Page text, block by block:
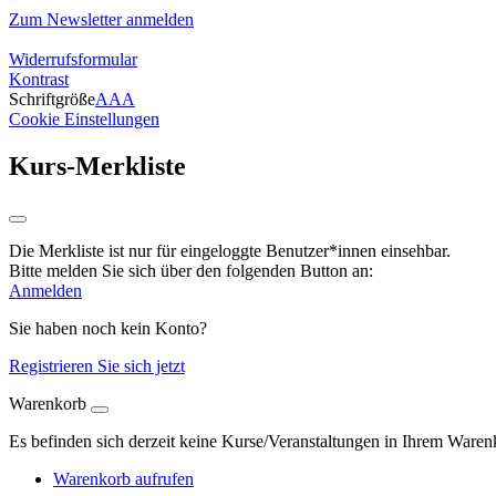
Zum Newsletter anmelden
Widerrufsformular
Kontrast
SchriftgrößeAAA
Cookie Einstellungen
Kurs-Merkliste
Die Merkliste ist nur für eingeloggte Benutzer*innen einsehbar.
Bitte melden Sie sich über den folgenden Button an:
Anmelden
Sie haben noch kein Konto?
Registrieren Sie sich jetzt
Warenkorb
Es befinden sich derzeit keine Kurse/Veranstaltungen in Ihrem
Warenkorb aufrufen